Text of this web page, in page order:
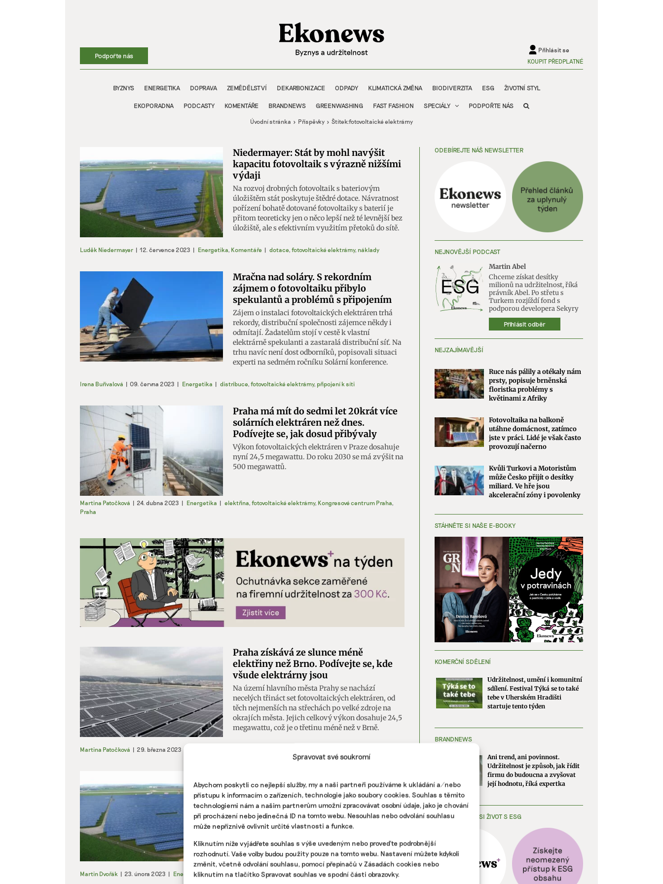
Spravovat své soukromí
Abychom poskytli co nejlepší služby, my a naši partneři používáme k ukládání a/nebo
přístupu k informacím o zařízeních, technologie jako soubory cookies. Souhlas s těmito
technologiemi nám a našim partnerům umožní zpracovávat osobní údaje, jako je chování
při procházení nebo jedinečná ID na tomto webu. Nesouhlas nebo odvolání souhlasu
může nepříznivě ovlivnit určité vlastnosti a funkce.
Kliknutím níže vyjádřete souhlas s výše uvedeným nebo proveďte podrobnější
rozhodnutí. Vaše volby budou použity pouze na tomto webu. Nastavení můžete kdykoli
změnit, včetně odvolání souhlasu, pomocí přepínačů v Zásadách cookies nebo
kliknutím na tlačítko Spravovat souhlas ve spodní části obrazovky.
Podpořte nás
Přihlásit se
KOUPIT PŘEDPLATNÉ
BYZNYS ENERGETIKA DOPRAVA ZEMĚDĚLSTVÍ DEKARBONIZACE ODPADY KLIMATICKÁ ZMĚNA BIODIVERZITA ESG ŽIVOTNÍ STYL
EKOPORADNA PODCASTY KOMENTÁŘE BRANDNEWS GREENWASHING FAST FASHION SPECIÁLY PODPOŘTE NÁS
Úvodní stránka Příspěvky Štítek:fotovoltaické elektrárny
Niedermayer: Stát by mohl navýšit
kapacitu fotovoltaik s výrazně nižšími
výdaji
Na rozvoj drobných fotovoltaik s bateriovým
úložištěm stát poskytuje štědré dotace. Návratnost
pořízení bohatě dotované fotovoltaiky s baterií je
přitom teoreticky jen o něco lepší než té levnější bez
úložiště, ale s efektivním využitím přetoků do sítě.
Luděk Niedermayer | 12. července 2023 | Energetika, Komentáře | dotace, fotovoltaické elektrárny, náklady
Mračna nad soláry. S rekordním
zájmem o fotovoltaiku přibylo
spekulantů a problémů s připojením
Zájem o instalaci fotovoltaických elektráren trhá
rekordy, distribuční společnosti zájemce někdy i
odmítají. Žadatelům stojí v cestě k vlastní
elektrárně spekulanti a zastaralá distribuční síť. Na
trhu navíc není dost odborníků, popisovali situaci
experti na sedmém ročníku Solární konference.
Irena Buřívalová | 09. června 2023 | Energetika | distribuce, fotovoltaické elektrárny, připojení k síti
Praha má mít do sedmi let 20krát více
solárních elektráren než dnes.
Podívejte se, jak dosud přibývaly
Výkon fotovoltaických elektráren v Praze dosahuje
nyní 24,5 megawattu. Do roku 2030 se má zvýšit na
500 megawattů.
Martina Patočková | 24. dubna 2023 | Energetika | elektřina, fotovoltaické elektrárny, Kongresové centrum Praha,
Praha
Praha získává ze slunce méně
elektřiny než Brno. Podívejte se, kde
všude elektrárny jsou
Na území hlavního města Prahy se nachází
necelých třináct set fotovoltaických elektráren, od
těch nejmenších na střechách po velké zdroje na
okrajích města. Jejich celkový výkon dosahuje 24,5
megawattu, což je o třetinu méně než v Brně.
Martina Patočková | 29. března 2023
Rozvoj fotovoltaiky během posledních
šestnácti let
Obnovitelné zdroje mění charakter energetického
průmyslu. Místo několika velkých elektráren, které
menších výroben získávajících energii z
obnovitelných zdrojů.
Martin Dvořák | 23. února 2023 | Energetika,Komentáře | Brno, fotovoltaické elektrárny, fotovoltaika,mapa
ODEBÍREJTE NÁŠ NEWSLETTER
NEJNOVĚJŠÍ PODCAST
Martin Abel
Chceme získat desítky
milionů na udržitelnost, říká
právník Abel. Po střetu s
Turkem rozjíždí fond s
podporou developera Sekyry
Přihlásit odběr
NEJZAJÍMAVĚJŠÍ
Ruce nás pálily a otékaly nám
prsty, popisuje brněnská
floristka problémy s
květinami z Afriky
Fotovoltaika na balkoně
utáhne domácnost, zatímco
jste v práci. Lidé je však často
provozují načerno
Kvůli Turkovi a Motoristům
může Česko přijít o desítky
miliard. Ve hře jsou
akcelerační zóny i povolenky
STÁHNĚTE SI NAŠE E-BOOKY
KOMERČNÍ SDĚLENÍ
Udržitelnost, umění i komunitní
sdílení. Festival Týká se to také
tebe v Uherském Hradišti
startuje tento týden
BRANDNEWS
Ani trend, ani povinnost.
Udržitelnost je způsob, jak řídit
firmu do budoucna a zvyšovat
její hodnotu, říká expertka
ZJEDNODUŠTE SI ŽIVOT S ESG